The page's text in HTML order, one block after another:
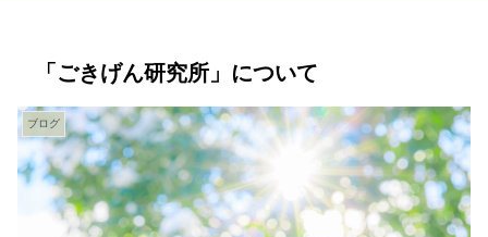
「ごきげん研究所」について
ブログ